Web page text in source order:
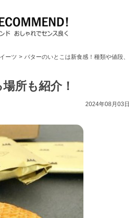
ーツ > バターのいとこは新食感！種類や値段
所も紹介！
2024年08月03